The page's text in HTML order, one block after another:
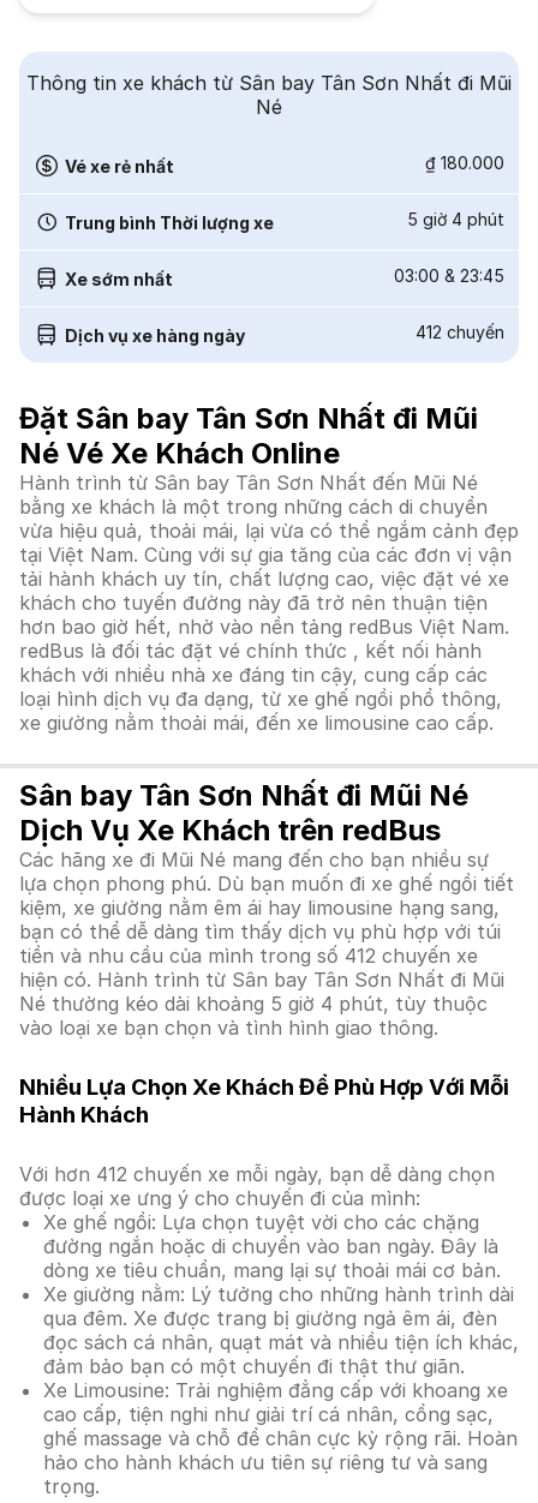
Thông tin xe khách từ Sân bay Tân Sơn Nhất đi Mũi
Né
Vé xe rẻ nhất ₫ 180.000
Trung bình Thời lượng xe 5 giờ 4 phút
Xe sớm nhất 03:00 & 23:45
Dịch vụ xe hàng ngày 412 chuyến
Đặt Sân bay Tân Sơn Nhất đi Mũi
Né Vé Xe Khách Online
Hành trình từ Sân bay Tân Sơn Nhất đến Mũi Né
bằng xe khách là một trong những cách di chuyển
vừa hiệu quả, thoải mái, lại vừa có thể ngắm cảnh đẹp
tại Việt Nam. Cùng với sự gia tăng của các đơn vị vận
tải hành khách uy tín, chất lượng cao, việc đặt vé xe
khách cho tuyến đường này đã trở nên thuận tiện
hơn bao giờ hết, nhờ vào nền tảng redBus Việt Nam.
redBus là đối tác đặt vé chính thức , kết nối hành
khách với nhiều nhà xe đáng tin cậy, cung cấp các
loại hình dịch vụ đa dạng, từ xe ghế ngồi phổ thông,
xe giường nằm thoải mái, đến xe limousine cao cấp.
Sân bay Tân Sơn Nhất đi Mũi Né
Dịch Vụ Xe Khách trên redBus
Các hãng xe đi Mũi Né mang đến cho bạn nhiều sự
lựa chọn phong phú. Dù bạn muốn đi xe ghế ngồi tiết
kiệm, xe giường nằm êm ái hay limousine hạng sang,
bạn có thể dễ dàng tìm thấy dịch vụ phù hợp với túi
tiền và nhu cầu của mình trong số 412 chuyến xe
hiện có. Hành trình từ Sân bay Tân Sơn Nhất đi Mũi
Né thường kéo dài khoảng 5 giờ 4 phút, tùy thuộc
vào loại xe bạn chọn và tình hình giao thông.
Nhiều Lựa Chọn Xe Khách Để Phù Hợp Với Mỗi
Hành Khách
Với hơn 412 chuyến xe mỗi ngày, bạn dễ dàng chọn
được loại xe ưng ý cho chuyến đi của mình:
Xe ghế ngồi: Lựa chọn tuyệt vời cho các chặng
đường ngắn hoặc di chuyển vào ban ngày. Đây là
dòng xe tiêu chuẩn, mang lại sự thoải mái cơ bản.
Xe giường nằm: Lý tưởng cho những hành trình dài
qua đêm. Xe được trang bị giường ngả êm ái, đèn
đọc sách cá nhân, quạt mát và nhiều tiện ích khác,
đảm bảo bạn có một chuyến đi thật thư giãn.
Xe Limousine: Trải nghiệm đẳng cấp với khoang xe
cao cấp, tiện nghi như giải trí cá nhân, cổng sạc,
ghế massage và chỗ để chân cực kỳ rộng rãi. Hoàn
hảo cho hành khách ưu tiên sự riêng tư và sang
trọng.